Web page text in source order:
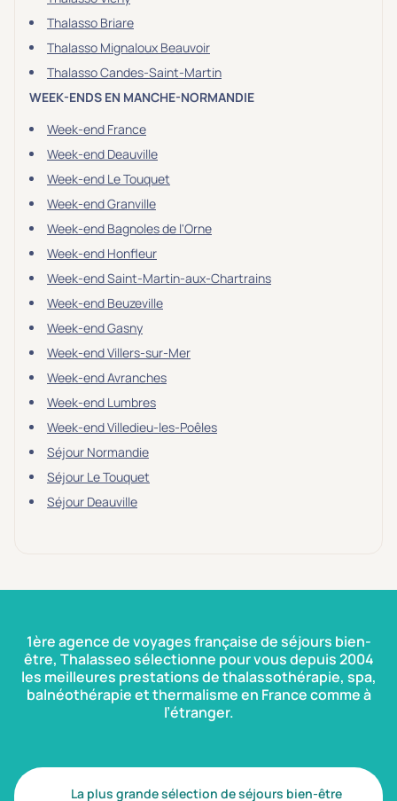
Thalasso Briare
Thalasso Mignaloux Beauvoir
Thalasso Candes-Saint-Martin
WEEK-ENDS EN MANCHE-NORMANDIE
Week-end France
Week-end Deauville
Week-end Le Touquet
Week-end Granville
Week-end Bagnoles de l'Orne
Week-end Honfleur
Week-end Saint-Martin-aux-Chartrains
Week-end Beuzeville
Week-end Gasny
Week-end Villers-sur-Mer
Week-end Avranches
Week-end Lumbres
Week-end Villedieu-les-Poêles
Séjour Normandie
Séjour Le Touquet
Séjour Deauville
1ère agence de voyages française de séjours bien-
être, Thalasseo sélectionne pour vous depuis 2004
les meilleures prestations de thalassothérapie, spa,
balnéothérapie et thermalisme en France comme à
l’étranger.
La plus grande sélection de séjours bien-être